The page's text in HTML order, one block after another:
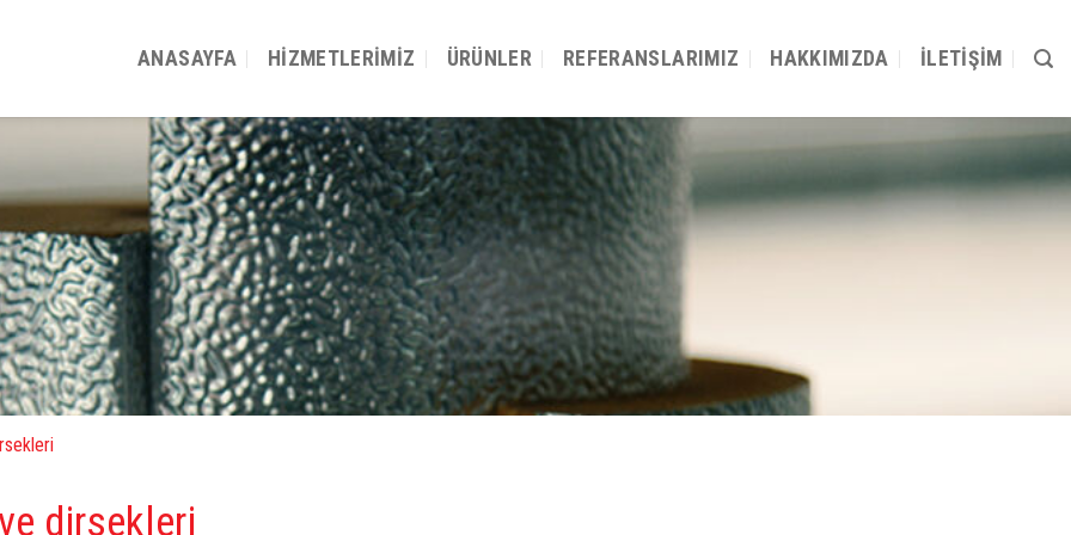
ANASAYFA HIZMETLERIMIZ ÜRÜNLER REFERANSLARIMIZ HAKKIMIZDA İLETIŞIM
dirsekleri